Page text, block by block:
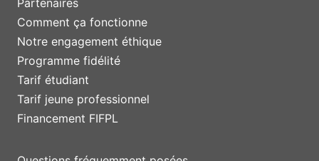
Partenaires
Comment ça fonctionne
Notre engagement éthique
Programme fidélité
Tarif étudiant
Tarif jeune professionnel
Financement FIFPL